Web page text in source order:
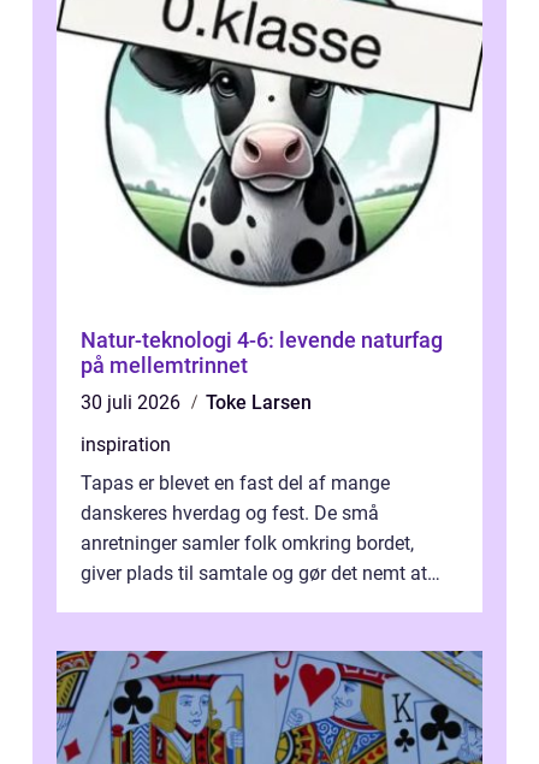
Natur-teknologi 4-6: levende naturfag
på mellemtrinnet
30 juli 2026
Toke Larsen
inspiration
Tapas er blevet en fast del af mange
danskeres hverdag og fest. De små
anretninger samler folk omkring bordet,
giver plads til samtale og gør det nemt at